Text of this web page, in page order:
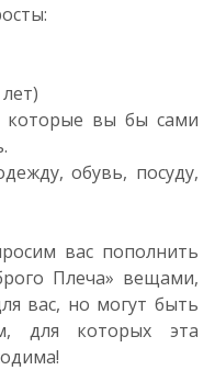
вы бы сами
обувь, посуду,
вас пополнить
Плеча» вещами,
вас, но могут быть
для которых эта